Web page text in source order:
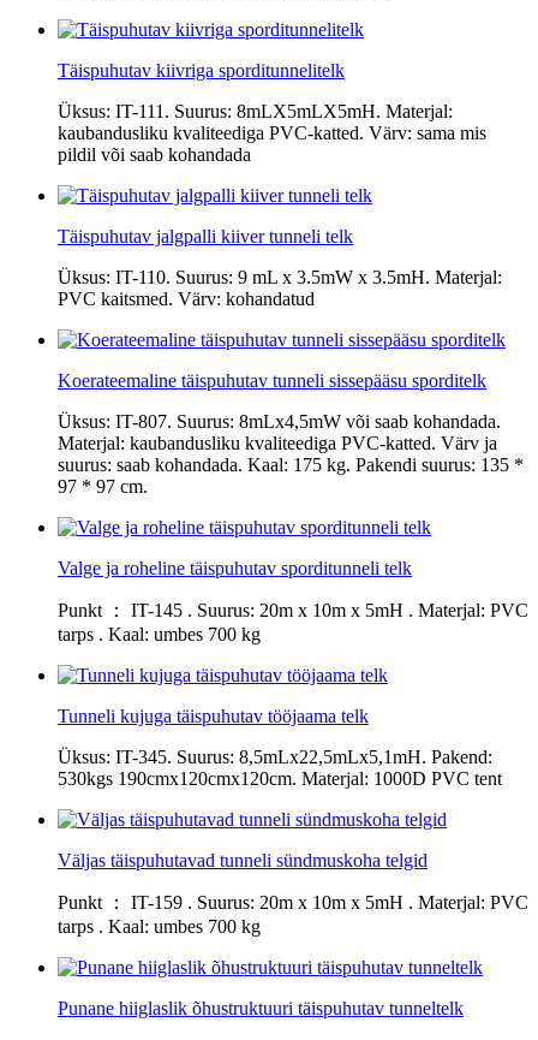
Täispuhutav kiivriga sporditunnelitelk
Üksus: IT-111. Suurus: 8mLX5mLX5mH. Materjal:
kaubandusliku kvaliteediga PVC-katted. Värv: sama mis
pildil või saab kohandada
Täispuhutav jalgpalli kiiver tunneli telk
Üksus: IT-110. Suurus: 9 mL x 3.5mW x 3.5mH. Materjal:
PVC kaitsmed. Värv: kohandatud
Koerateemaline täispuhutav tunneli sissepääsu sporditelk
Üksus: IT-807. Suurus: 8mLx4,5mW või saab kohandada.
Materjal: kaubandusliku kvaliteediga PVC-katted. Värv ja
suurus: saab kohandada. Kaal: 175 kg. Pakendi suurus: 135 *
97 * 97 cm.
Valge ja roheline täispuhutav sporditunneli telk
Punkt ： IT-145 . Suurus: 20m x 10m x 5mH . Materjal: PVC
tarps . Kaal: umbes 700 kg
Tunneli kujuga täispuhutav tööjaama telk
Üksus: IT-345. Suurus: 8,5mLx22,5mLx5,1mH. Pakend:
530kgs 190cmx120cmx120cm. Materjal: 1000D PVC tent
Väljas täispuhutavad tunneli sündmuskoha telgid
Punkt ： IT-159 . Suurus: 20m x 10m x 5mH . Materjal: PVC
tarps . Kaal: umbes 700 kg
Punane hiiglaslik õhustruktuuri täispuhutav tunneltelk